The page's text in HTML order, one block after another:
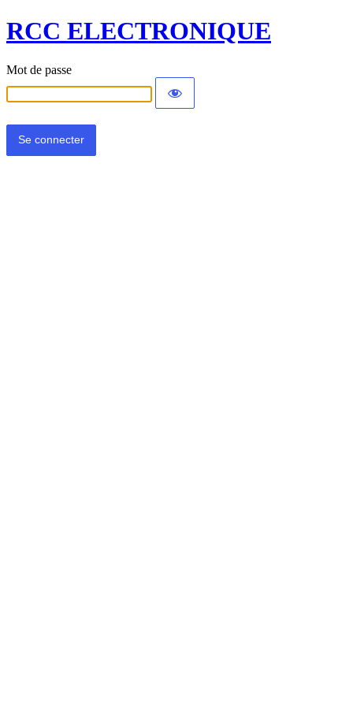
RCC ELECTRONIQUE
Mot de passe